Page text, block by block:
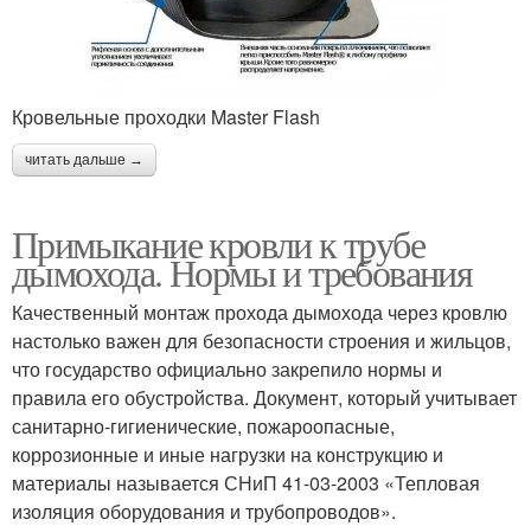
Кровельные проходки Master Flash
читать дальше →
Примыкание кровли к трубе
дымохода. Нормы и требования
Качественный монтаж прохода дымохода через кровлю
настолько важен для безопасности строения и жильцов,
что государство официально закрепило нормы и
правила его обустройства. Документ, который учитывает
санитарно-гигиенические, пожароопасные,
коррозионные и иные нагрузки на конструкцию и
материалы называется СНиП 41-03-2003 «Тепловая
изоляция оборудования и трубопроводов».